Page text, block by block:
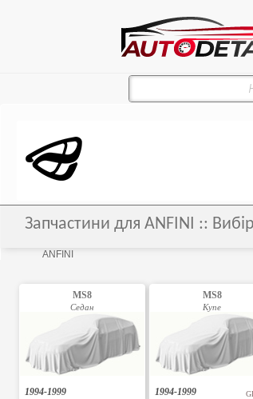
Запчастини для ANFINI ::
ANFINI
MS8
Седан
1994-1999
MS8
Купе
1994-1999